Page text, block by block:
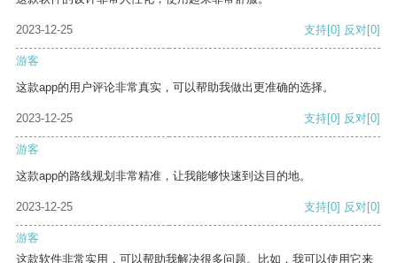
2023-12-25 支持[0] 反对[0]
游客
这款app的用户评论非常真实，可以帮助我做出更准确的选择。
2023-12-25 支持[0] 反对[0]
游客
这款app的路线规划非常精准，让我能够快速到达目的地。
2023-12-25 支持[0] 反对[0]
游客
这款软件非常实用，可以帮助我解决很多问题。比如，我可以使用它来